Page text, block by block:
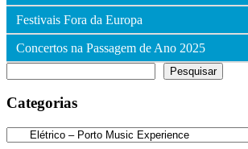
Festivais Fora da Europa
Concertos na Passagem de Ano 2025
Pesquisar
Categorias
Categorias